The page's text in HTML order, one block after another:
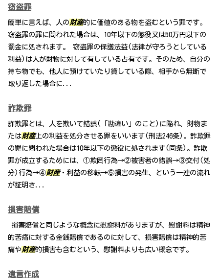
窃盗罪
簡単に言えば、人の財産的に価値のある物を盗むという罪です。
窃盗罪の罪に問われた場合は、10年以下の懲役又は50万円以下の
罰金に処されます。 窃盗罪の保護法益(法律が守ろうとしている
利益)は人が財物に対して有している占有です。そのため、自分の
持ち物でも、他人に預けていたり貸している際、相手から無断で
取り返した場合に...
詐欺罪
詐欺罪とは、人を欺いて錯誤(「勘違い」のこと)に陥れ、財物ま
たは財産上の利益を処分させる罪をいいます(刑法246条)。詐欺罪
の罪に問われた場合は10年以下の懲役に処されます(同条)。詐欺
罪が成立するためには、①欺罔行為→②被害者の錯誤→③交付(処
分)行為→④財産・利益の移転→⑤損害の発生、という一連の流れ
が証明さ...
損害賠償
損害賠償と同じような概念に慰謝料がありますが、慰謝料は精神
的苦痛に対する金銭賠償であるのに対して、損害賠償は精神的苦
痛や財産的損害も含むという、慰謝料よりも広い概念です。
遺言作成